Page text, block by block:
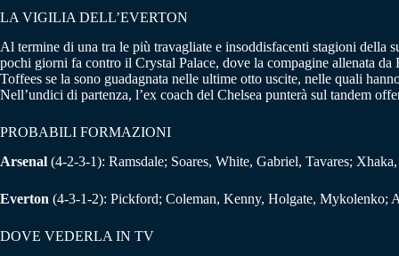
LA VIGILIA DELL’EVERTON
Al termine di una tra le più travagliate e insoddisfacenti stagioni della
pochi giorni fa contro il Crystal Palace, dove la compagine allenata da
Toffees se la sono guadagnata nelle ultime otto uscite, nelle quali
Nell’undici di partenza, l’ex coach del Chelsea punterà sul tandem
PROBABILI FORMAZIONI
Arsenal (4-2-3-1): Ramsdale; Soares, White, Gabriel, Tavares;
Everton (4-3-1-2): Pickford; Coleman, Kenny, Holgate,
DOVE VEDERLA IN TV